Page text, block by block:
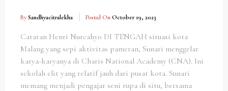
By Sandhyacitralekha Posted On October 19, 2023
Catatan Henri Nurcahyo DI TENGAH situasi kota
Malang yang sepi aktivitas pameran, Sunari menggelar
karya-karyanya di Charis National Academy (CNA). Ini
sekolah elit yang relatif jauh dari pusat kota. Sunari
memang menjadi pengajar seni rupa di situ, bersama